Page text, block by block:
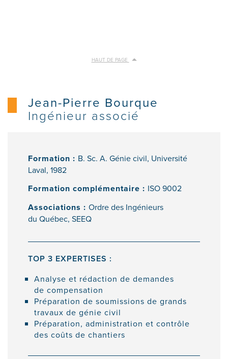
HAUT DE PAGE
Jean-Pierre Bourque
Ingénieur associé
Formation : B. Sc. A. Génie civil, Université
Laval, 1982
Formation complémentaire : ISO 9002
Associations : Ordre des Ingénieurs
du Québec, SEEQ
TOP 3 EXPERTISES :
Analyse et rédaction de demandes
de compensation
Préparation de soumissions de grands
travaux de génie civil
Préparation, administration et contrôle
des coûts de chantiers